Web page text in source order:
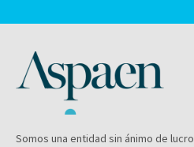
Somos una entidad sin ánimo de